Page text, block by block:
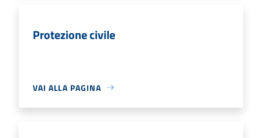
Protezione civile
VAI ALLA PAGINA